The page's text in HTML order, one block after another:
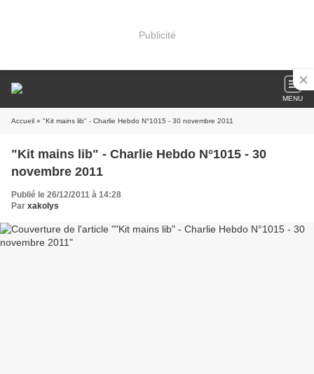
Publicité
MENU
Accueil » "Kit mains lib" - Charlie Hebdo N°1015 - 30 novembre 2011
"Kit mains lib" - Charlie Hebdo N°1015 - 30
novembre 2011
Publié le 26/12/2011 à 14:28
Par xakolys